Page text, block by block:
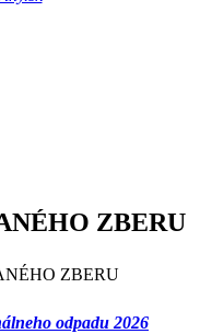
ZBERU
odpadu 2026